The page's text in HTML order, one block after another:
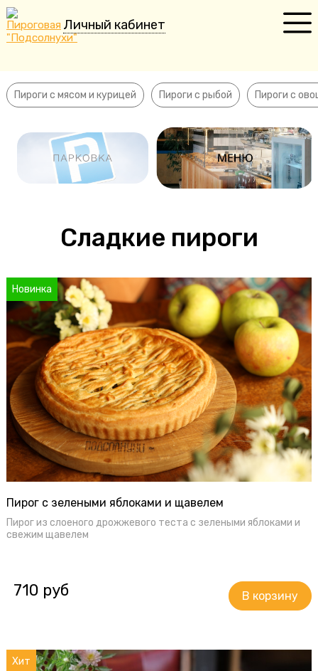
Личный кабинет
Пироги с мясом и курицей Пироги с рыбой Пироги с
Пироги с рыбой
Пироги с овощами
Сладкие пироги
Пирожки
Торты
Десерты
Напитки
Блинчики
Доставка
Оплата
О пироговой
Интерьер
Сладкие пироги
Новинка
Пирог с зелеными яблоками и щавелем
Пирог из слоеного дрожжевого теста с зелеными яблоками и
свежим щавелем
710 руб
Хит